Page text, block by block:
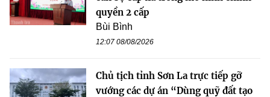
quyền 2 cấp
Bùi Bình
12:07 08/08/2026
Chủ tịch tỉnh Sơn La trực tiếp gỡ
vướng các dự án “Dùng quỹ đất tạo